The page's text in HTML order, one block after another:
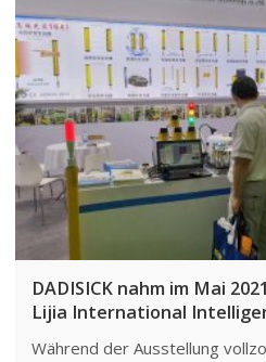
DADISICK nahm im Mai
Lijia International
Während der Ausstellung